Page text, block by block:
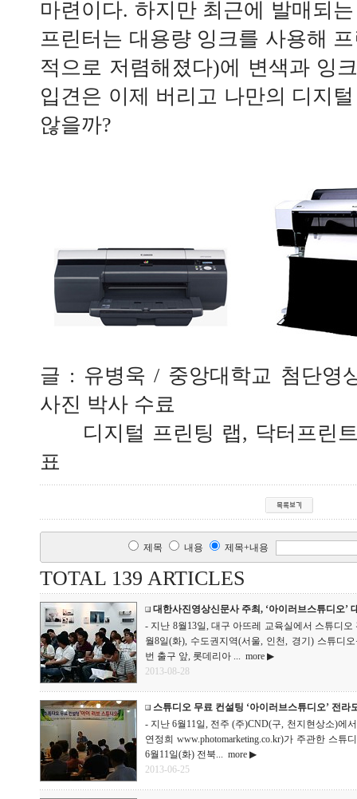
마련이다. 하지만 최근에 발매되
프린터는 대용량 잉크를 사용해
적으로 저렴해졌다)에 변색과 잉
입견은 이제 버리고 나만의 디지
않을까?
글 : 유병욱 / 중앙대학교 첨단영
사진 박사 수료
디지털 프린팅 랩, 닥터프린
표
제목 내용 제목+내용
TOTAL 139 ARTICLES
대한사진영상신문사 주최, ‘아이러브스튜디오’
- 지난 8월13일, 대구 아뜨레 교육실에서 스튜디
월8일(화), 수도권지역(서울, 인천, 경기) 스튜디
번 출구 앞, 롯데리아 ... more ▶
2013-08-28
스튜디오 무료 컨설팅 ‘아이러브스튜디오’ 전
- 지난 6월11일, 전주 (주)CND(구, 천지현상소)에
연정희 www.photomarketing.co.kr)가 주관한 스튜
6월11일(화) 전북... more ▶
2013-06-25